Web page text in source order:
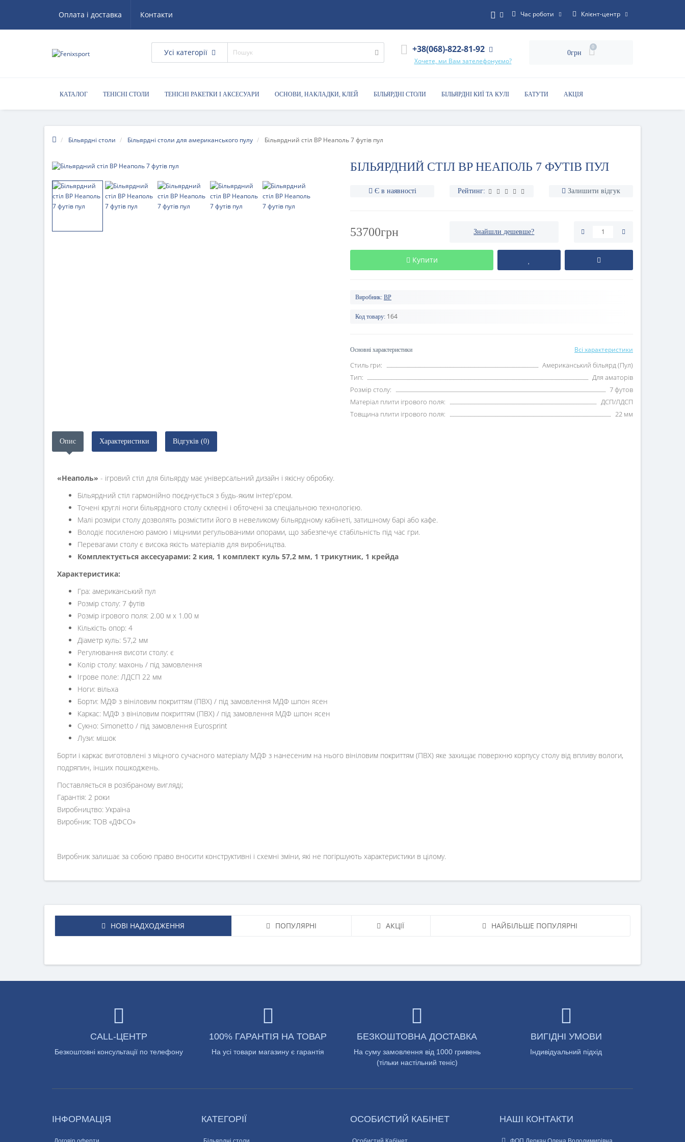
Оплата і доставка Контакти Час роботи Клієнт-центр
Усі категорії +38(068)-822-81-92
Хочете, ми Вам зателефонуємо?
0грн
0
КАТАЛОГ ТЕНІСНІ СТОЛИ ТЕНІСНІ РАКЕТКИ І АКСЕСУАРИ ОСНОВИ, НАКЛАДКИ, КЛЕЙ БІЛЬЯРДНІ СТОЛИ БІЛЬЯРДНІ КИЇ ТА КУЛІ БАТУТИ АКЦІЯ
КОРИСНІ ПОРАДИ
Більярдні столи Більярдні столи для американського пулу Більярдний стіл BP Неаполь 7 футів пул
БІЛЬЯРДНИЙ СТІЛ BP НЕАПОЛЬ 7 ФУТІВ ПУЛ
Є в наявності Рейтинг: Залишити відгук
53700грн Знайшли дешевше?
Купити
Виробник: BP
Код товару: 164
Основні характеристики Всі характеристики
Стиль гри:
Американський більярд (Пул)
Тип:
Для аматорів
Розмір столу:
7 футов
Матеріал плити ігрового поля:
ДСП/ЛДСП
Товщина плити ігрового поля:
22 мм
Опис Характеристики Відгуків (0)
«Неаполь» - ігровий стіл для більярду має універсальний дизайн і якісну обробку.
Більярдний стіл гармонійно поєднується з будь-яким інтер'єром.
Точені круглі ноги більярдного столу склеєні і обточені за спеціальною технологією.
Малі розміри столу дозволять розмістити його в невеликому більярдному кабінеті, затишному барі або кафе.
Володіє посиленою рамою і міцними регульованими опорами, що забезпечує стабільність під час гри.
Перевагами столу є висока якість матеріалів для виробництва.
Комплектується аксесуарами: 2 кия, 1 комплект куль 57,2 мм, 1 трикутник, 1 крейда
Характеристика:
Гра: американський пул
Розмір столу: 7 футів
Розмір ігрового поля: 2.00 м х 1.00 м
Кількість опор: 4
Діаметр куль: 57,2 мм
Регулювання висоти столу: є
Колір столу: махонь / під замовлення
Ігрове поле: ЛДСП 22 мм
Ноги: вільха
Борти: МДФ з вініловим покриттям (ПВХ) / під замовлення МДФ шпон ясен
Каркас: МДФ з вініловим покриттям (ПВХ) / під замовлення МДФ шпон ясен
Сукно: Simonetto / під замовлення Eurosprint
Лузи: мішок
Борти і каркас виготовлені з міцного сучасного матеріалу МДФ з нанесеним на нього вініловим покриттям (ПВХ) яке захищає поверхню корпусу столу від впливу вологи,
подряпин, інших пошкоджень.
Поставляється в розібраному вигляді;
Гарантія: 2 роки
Виробництво: Україна
Виробник: ТОВ «ДФСО»
Виробник залишає за собою право вносити конструктивні і схемні зміни, які не погіршують характеристики в цілому.
НОВІ НАДХОДЖЕННЯ ПОПУЛЯРНІ АКЦІЇ НАЙБІЛЬШЕ ПОПУЛЯРНІ
CALL-ЦЕНТР
Безкоштовні консультації по телефону
100% ГАРАНТІЯ НА ТОВАР
На усі товари магазину є гарантія
БЕЗКОШТОВНА ДОСТАВКА
На суму замовлення від 1000 гривень
(тільки настільний теніс)
ВИГІДНІ УМОВИ
Індивідуальний підхід
ІНФОРМАЦІЯ КАТЕГОРІЇ ОСОБИСТИЙ КАБІНЕТ НАШІ КОНТАКТИ